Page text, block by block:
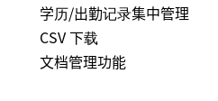
学历/出勤记录集中管理
CSV 下载
文档管理功能